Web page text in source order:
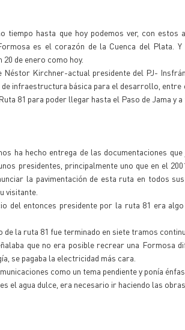
tiempo hasta que hoy podemos ver, con
es el corazón de la Cuenca del Plata.
de enero como hoy.
Néstor Kirchner-actual presidente del PJ-
infraestructura básica para el desarrollo,
81 para poder llegar hasta el Paso de Jama y
ha hecho entrega de las documentaciones
presidentes, principalmente uno que en el
la pavimentación de esta ruta en todos
visitante.
del entonces presidente por la ruta 81 era
de la ruta 81 fue terminado en siete tramos
que no era posible recrear una Formosa
se pagaba la electricidad más cara.
como un tema pendiente y ponía
el agua dulce, era necesario ir haciendo las